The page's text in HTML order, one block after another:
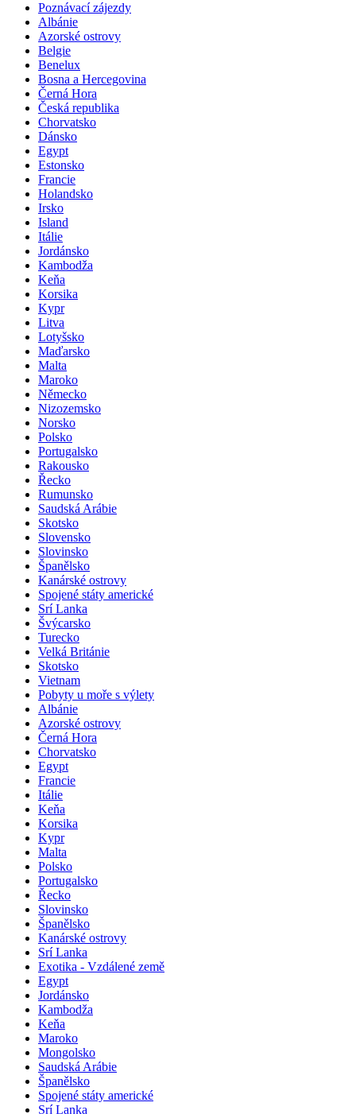
Poznávací zájezdy
Albánie
Azorské ostrovy
Belgie
Benelux
Bosna a Hercegovina
Černá Hora
Česká republika
Chorvatsko
Dánsko
Egypt
Estonsko
Francie
Holandsko
Irsko
Island
Itálie
Jordánsko
Kambodža
Keňa
Korsika
Kypr
Litva
Lotyšsko
Maďarsko
Malta
Maroko
Německo
Nizozemsko
Norsko
Polsko
Portugalsko
Rakousko
Řecko
Rumunsko
Saudská Arábie
Skotsko
Slovensko
Slovinsko
Španělsko
Kanárské ostrovy
Spojené státy americké
Srí Lanka
Švýcarsko
Turecko
Velká Británie
Skotsko
Vietnam
Pobyty u moře s výlety
Albánie
Azorské ostrovy
Černá Hora
Chorvatsko
Egypt
Francie
Itálie
Keňa
Korsika
Kypr
Malta
Polsko
Portugalsko
Řecko
Slovinsko
Španělsko
Kanárské ostrovy
Srí Lanka
Exotika - Vzdálené země
Egypt
Jordánsko
Kambodža
Keňa
Maroko
Mongolsko
Saudská Arábie
Španělsko
Spojené státy americké
Srí Lanka